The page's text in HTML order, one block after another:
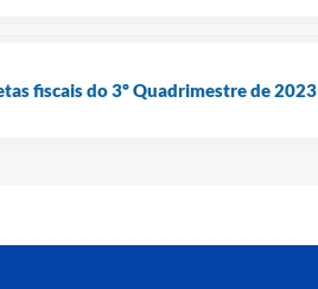
fiscais do 3º Quadrimestre de 2023